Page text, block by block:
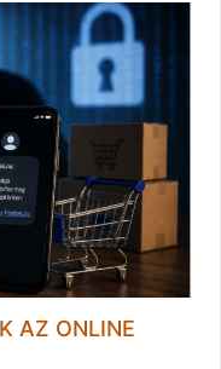
AZ ONLINE